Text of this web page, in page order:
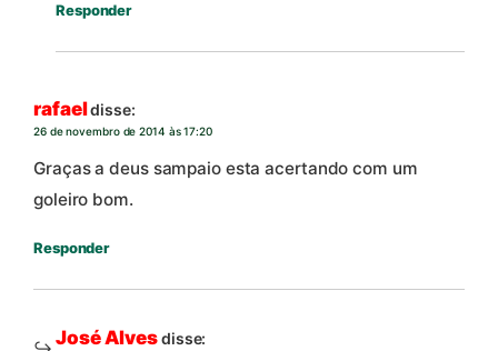
Responder
rafaeldisse:
26 de novembro de 2014 às 17:20
Graças a deus sampaio esta acertando com um
goleiro bom.
Responder
José Alvesdisse: